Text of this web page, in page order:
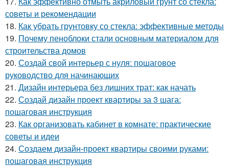
советы и рекомендации
18. Как убрать грунтовку со стекла: эффективные методы
19. Почему пеноблоки стали основным материалом для
строительства домов
20. Создай свой интерьер с нуля: пошаговое
руководство для начинающих
21. Дизайн интерьера без лишних трат: как начать
22. Создай дизайн проект квартиры за 3 шага:
пошаговая инструкция
23. Как организовать кабинет в комнате: практические
советы и идеи
24. Создаем дизайн-проект квартиры своими руками:
пошаговая инструкция